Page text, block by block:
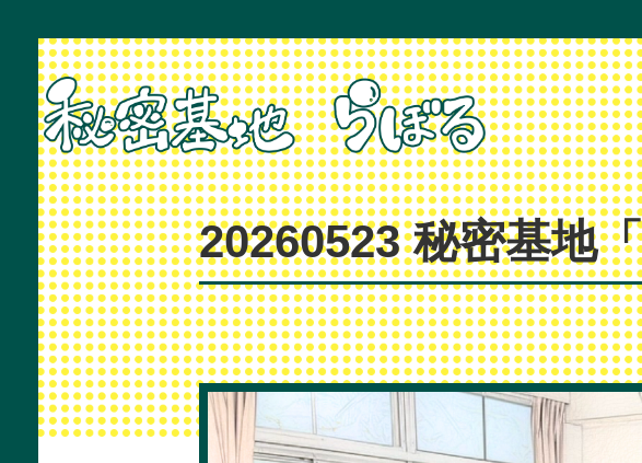
20260523 秘密基地